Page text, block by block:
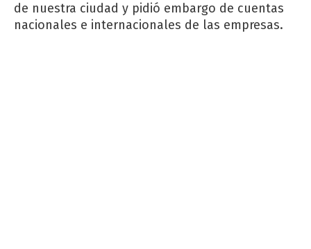
de nuestra ciudad y pidió embargo de cuentas
nacionales e internacionales de las empresas.